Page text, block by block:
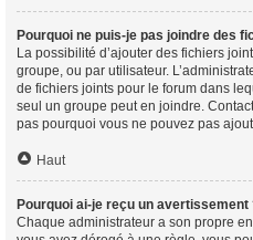
Pourquoi ne puis-je pas joindre des
La possibilité d’ajouter des fichiers
groupe, ou par utilisateur.
de fichiers joints pour le forum dans
seul un groupe peut en joindre.
pas pourquoi vous ne pouvez pas
Haut
Pourquoi ai-je reçu un avertissement
Chaque administrateur a son propre